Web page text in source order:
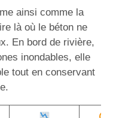
ainsi comme la
là où le béton ne
En bord de rivière,
inondables, elle
tout en conservant